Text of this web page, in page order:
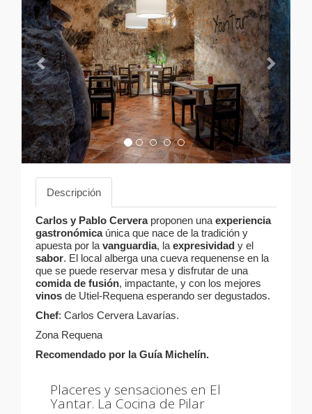
Descripción
Carlos y Pablo Cerveraproponen una experiencia
gastronómicaúnica que nace de la tradición y
apuesta por la vanguardia, la expresividad y el
sabor. El local alberga una cueva requenense en la
que se puede reservar mesa y disfrutar de una
comida de fusión, impactante, y con los mejores
vinos de Utiel-Requena esperando ser degustados.
Chef: Carlos Cervera Lavarías.
Zona Requena
Recomendado por la Guía Michelín.
Placeres y sensaciones en El
Yantar. La Cocina de Pilar